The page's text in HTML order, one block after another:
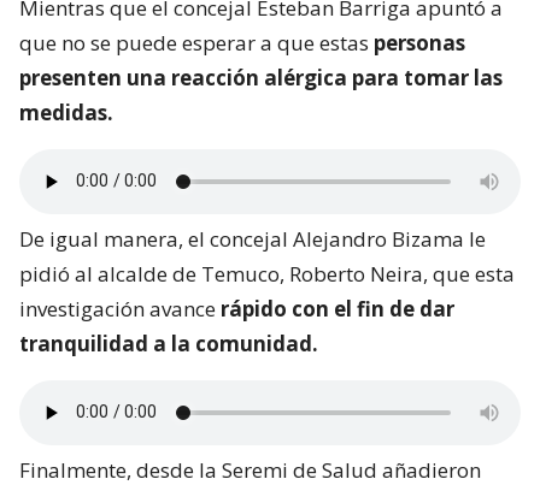
Mientras que el concejal Esteban Barriga apuntó a
que no se puede esperar a que estas personas
presenten una reacción alérgica para tomar las
medidas.
De igual manera, el concejal Alejandro Bizama le
pidió al alcalde de Temuco, Roberto Neira, que esta
investigación avance rápido con el fin de dar
tranquilidad a la comunidad.
Finalmente, desde la Seremi de Salud añadieron